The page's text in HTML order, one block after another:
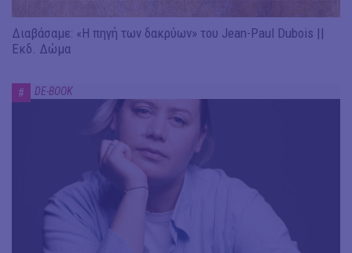
Διαβάσαμε: «Η πηγή των δακρύων» του Jean-Paul Dubois ||
Εκδ. Δώμα
# DE-BOOK